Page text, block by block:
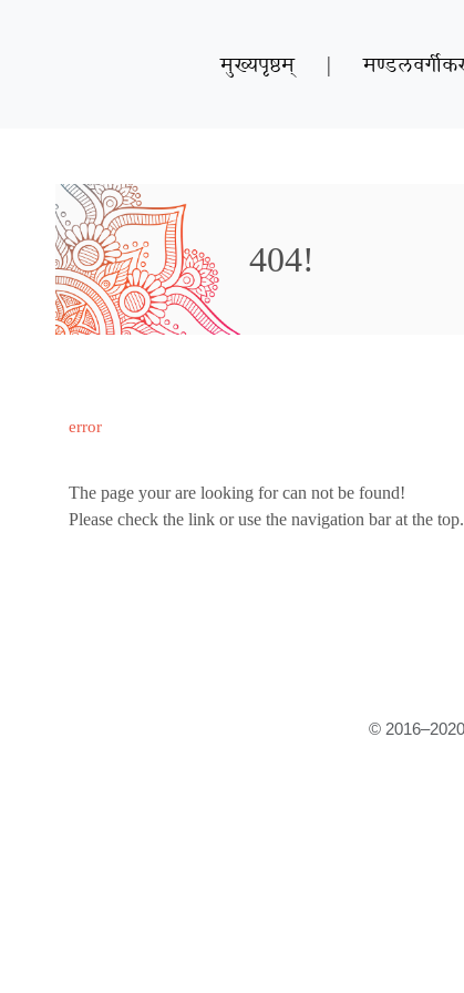
मुख्यपृष्ठम् |
404!
error
The page your are looking for can not be found!
Please check the link or use the navigation bar at the top.
©